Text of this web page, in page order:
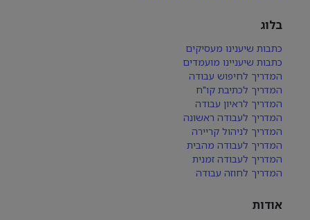
בלוג
כתבות שיענינו מעסיקים
כתבות שיעניינו מועמדים
המדריך לחיפוש עבודה
המדריך לכתיבת קו"ח
המדריך לראיון עבודה
המדריך לעבודה ראשונה
המדריך לניהול קריירה
המדריך לעבודה מהבית
המדריך לעבודה זמנית
המדריך לחוזה עבודה
אודות